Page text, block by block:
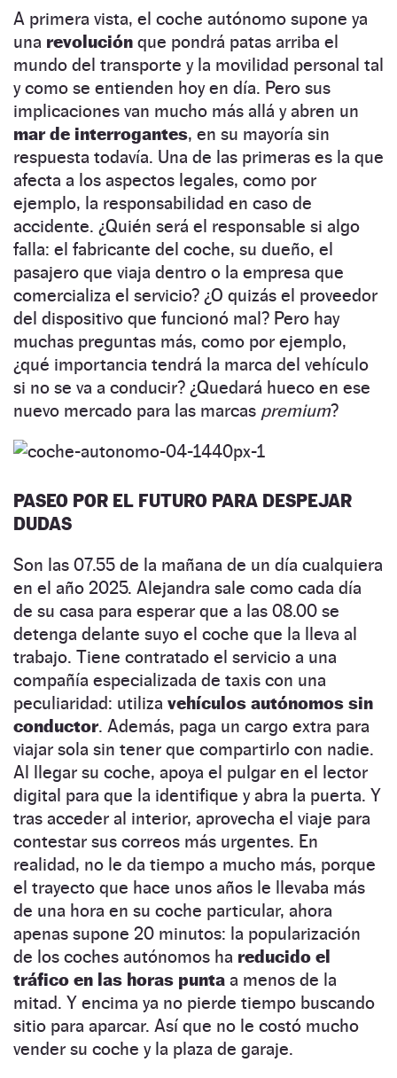
A primera vista, el coche autónomo supone ya
una revolución que pondrá patas arriba el
mundo del transporte y la movilidad personal tal
y como se entienden hoy en día. Pero sus
implicaciones van mucho más allá y abren un
mar de interrogantes, en su mayoría sin
respuesta todavía. Una de las primeras es la que
afecta a los aspectos legales, como por
ejemplo, la responsabilidad en caso de
accidente. ¿Quién será el responsable si algo
falla: el fabricante del coche, su dueño, el
pasajero que viaja dentro o la empresa que
comercializa el servicio? ¿O quizás el proveedor
del dispositivo que funcionó mal? Pero hay
muchas preguntas más, como por ejemplo,
¿qué importancia tendrá la marca del vehículo
si no se va a conducir? ¿Quedará hueco en ese
nuevo mercado para las marcas premium?
PASEO POR EL FUTURO PARA DESPEJAR
DUDAS
Son las 07.55 de la mañana de un día cualquiera
en el año 2025. Alejandra sale como cada día
de su casa para esperar que a las 08.00 se
detenga delante suyo el coche que la lleva al
trabajo. Tiene contratado el servicio a una
compañía especializada de taxis con una
peculiaridad: utiliza vehículos autónomos sin
conductor. Además, paga un cargo extra para
viajar sola sin tener que compartirlo con nadie.
Al llegar su coche, apoya el pulgar en el lector
digital para que la identifique y abra la puerta. Y
tras acceder al interior, aprovecha el viaje para
contestar sus correos más urgentes. En
realidad, no le da tiempo a mucho más, porque
el trayecto que hace unos años le llevaba más
de una hora en su coche particular, ahora
apenas supone 20 minutos: la popularización
de los coches autónomos ha reducido el
tráfico en las horas punta a menos de la
mitad. Y encima ya no pierde tiempo buscando
sitio para aparcar. Así que no le costó mucho
vender su coche y la plaza de garaje.